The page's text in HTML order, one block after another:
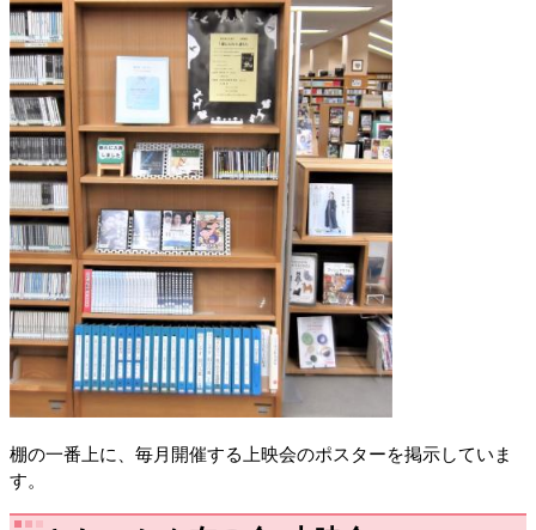
棚の一番上に、毎月開催する上映会のポスターを掲示していま
す。